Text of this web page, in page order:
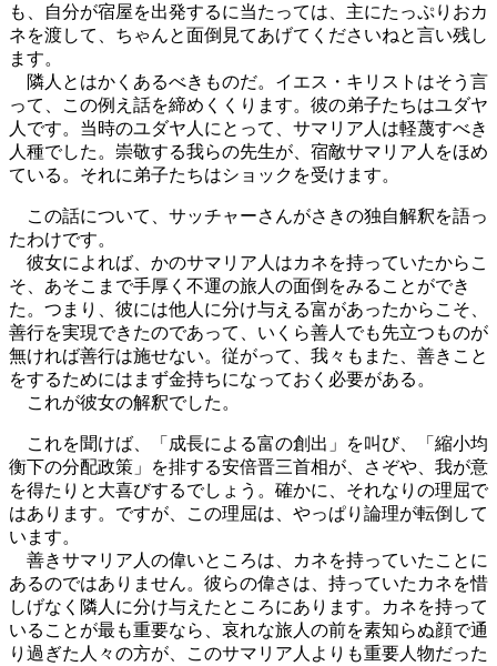
も、自分が宿屋を出発するに当たっては、主にたっぷりおカ
ネを渡して、ちゃんと面倒見てあげてくださいねと言い残し
ます。
隣人とはかくあるべきものだ。イエス・キリストはそう言
って、この例え話を締めくくります。彼の弟子たちはユダヤ
人です。当時のユダヤ人にとって、サマリア人は軽蔑すべき
人種でした。崇敬する我らの先生が、宿敵サマリア人をほめ
ている。それに弟子たちはショックを受けます。
この話について、サッチャーさんがさきの独自解釈を語っ
たわけです。
彼女によれば、かのサマリア人はカネを持っていたからこ
そ、あそこまで手厚く不運の旅人の面倒をみることができ
た。つまり、彼には他人に分け与える富があったからこそ、
善行を実現できたのであって、いくら善人でも先立つものが
無ければ善行は施せない。従がって、我々もまた、善きこと
をするためにはまず金持ちになっておく必要がある。
これが彼女の解釈でした。
これを聞けば、「成長による富の創出」を叫び、「縮小均
衡下の分配政策」を排する安倍晋三首相が、さぞや、我が意
を得たりと大喜びするでしょう。確かに、それなりの理屈で
はあります。ですが、この理屈は、やっぱり論理が転倒して
います。
善きサマリア人の偉いところは、カネを持っていたことに
あるのではありません。彼らの偉さは、持っていたカネを惜
しげなく隣人に分け与えたところにあります。カネを持って
いることが最も重要なら、哀れな旅人の前を素知らぬ顔で通
り過ぎた人々の方が、このサマリア人よりも重要人物だった